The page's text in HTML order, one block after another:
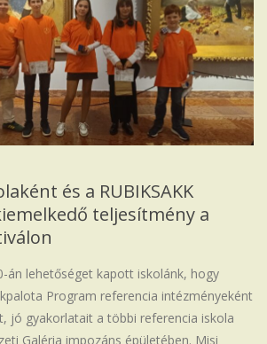
és a RUBIKSAKK
teljesítmény a
án lehetőséget kapott iskolánk, hogy
Program referencia intézményeként
jó gyakorlatait a többi referencia iskola
Galéria impozáns épületében. Misi